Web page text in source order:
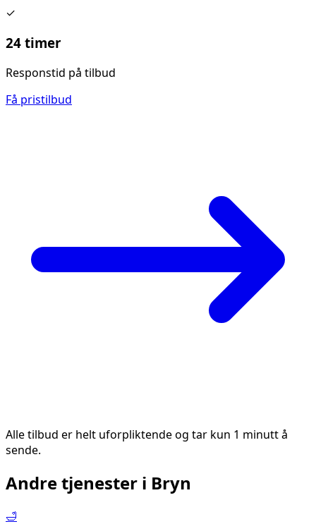
✓
24 timer
Responstid på tilbud
Få pristilbud
Alle tilbud er helt uforpliktende og tar kun 1 minutt å
sende.
Andre tjenester i Bryn
🛁